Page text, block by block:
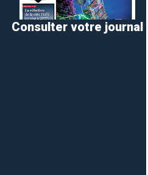
Consulter votre journal